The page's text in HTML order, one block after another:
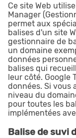
Ce site Web
Manager
permet aux
balises d'un site
gestionnaire de
un domaine
données
balises qui
leur côté. Google
données. Si vous
niveau du
pour toutes les
implémentées
Balise de suvi